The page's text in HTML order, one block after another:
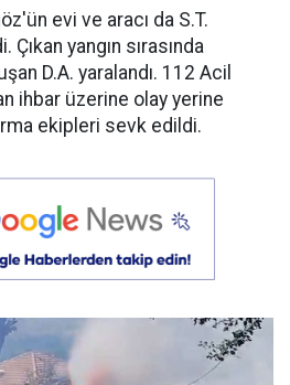
evi ve aracı da S.T.
yangın sırasında
D.A. yaralandı. 112 Acil
ihbar üzerine olay yerine
ekipleri sevk edildi.